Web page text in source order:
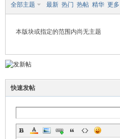
全部主题 最新 热门 热帖 精华 更多
本版块或指定的范围内尚无主题
快速发帖